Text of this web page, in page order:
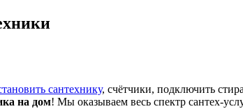
сантехнику, счётчики, подключить
на дом! Мы оказываем весь спектр сантех-